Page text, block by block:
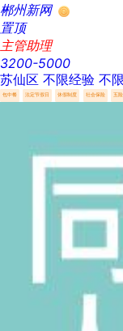
郴州新网
置顶
主管助理
3200-5000
苏仙区 不限经验 不
包中餐 法定节假日 休假制度 社会保险 五